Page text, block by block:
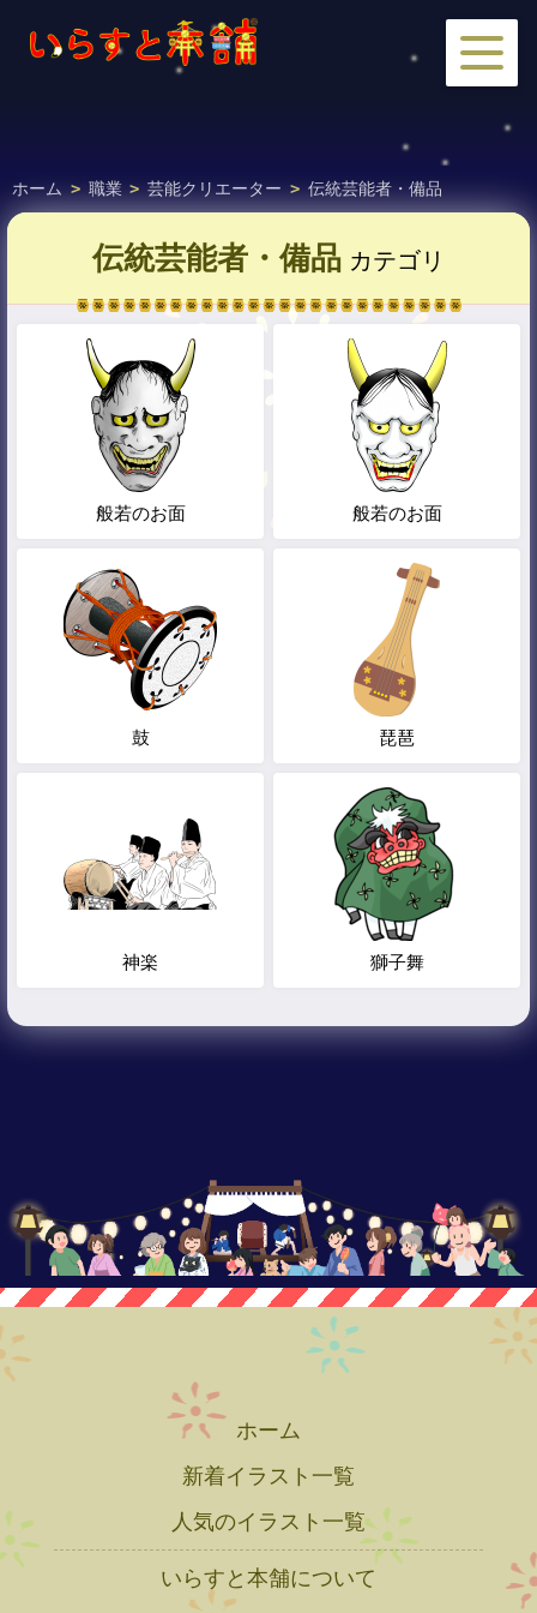
ホーム > 職業 > 芸能クリエーター > 伝統芸能者・備品
伝統芸能者・備品 カテゴリ
般若のお面 般若のお面
鼓 琵琶
神楽 獅子舞
ホーム
新着イラスト一覧
人気のイラスト一覧
いらすと本舗について